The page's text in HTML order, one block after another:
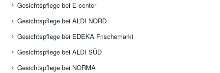
Gesichtspflege bei E center
Gesichtspflege bei ALDI NORD
Gesichtspflege bei EDEKA Frischemarkt
Gesichtspflege bei ALDI SÜD
Gesichtspflege bei NORMA